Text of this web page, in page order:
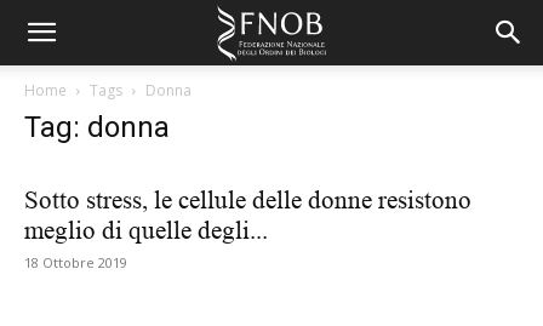
Home Tags Donna
Tag: donna
Sotto stress, le cellule delle donne resistono
meglio di quelle degli...
18 Ottobre 2019